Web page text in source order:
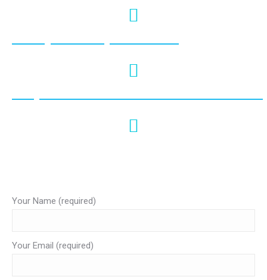
Your Name (required)
Your Email (required)